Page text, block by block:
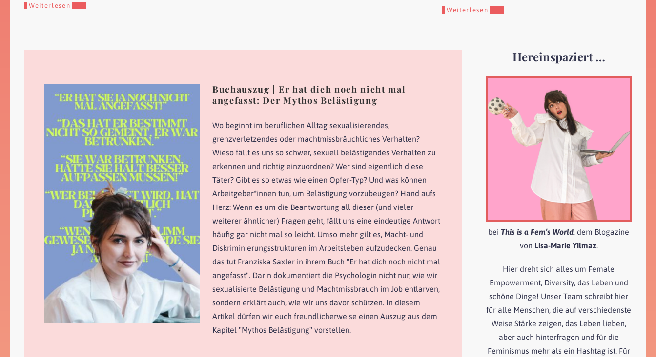
Weiterlesen
Weiterlesen
Buchauszug | Er hat dich noch nicht mal
angefasst: Der Mythos Belästigung
Wo beginnt im beruflichen Alltag sexualisierendes,
grenzverletzendes oder machtmissbräuchliches Verhalten?
Wieso fällt es uns so schwer, sexuell belästigendes Verhalten zu
erkennen und richtig einzuordnen? Wer sind eigentlich diese
Täter? Gibt es so etwas wie einen Opfer-Typ? Und was können
Arbeitgeber*innen tun, um Belästigung vorzubeugen? Hand aufs
Herz: Wenn es um die Beantwortung all dieser (und vieler
weiterer ähnlicher) Fragen geht, fällt uns eine eindeutige Antwort
häufig gar nicht mal so leicht. Umso mehr gilt es, Macht- und
Diskriminierungsstrukturen im Arbeitsleben aufzudecken. Genau
das tut Franziska Saxler in ihrem Buch "Er hat dich noch nicht mal
angefasst". Darin dokumentiert die Psychologin nicht nur, wie wir
sexualisierte Belästigung und Machtmissbrauch im Job entlarven,
sondern erklärt auch, wie wir uns davor schützen. In diesem
Artikel dürfen wir euch freundlicherweise einen Auszug aus dem
Kapitel "Mythos Belästigung" vorstellen.
Hereinspaziert …
beiThis is a Fem’s World, dem Blogazine
von Lisa-Marie Yilmaz.
Hier dreht sich alles um Female
Empowerment, Diversity, das Leben und
schöne Dinge! Unser Team schreibt hier
für alle Menschen, die auf verschiedenste
Weise Stärke zeigen, das Leben lieben,
aber auch hinterfragen und für die
Feminismus mehr als ein Hashtag ist. Für